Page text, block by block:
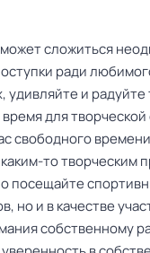
сложиться
ради
удивляйте и
для
свободного
то творческим
посещайте
но и в качестве
собственному